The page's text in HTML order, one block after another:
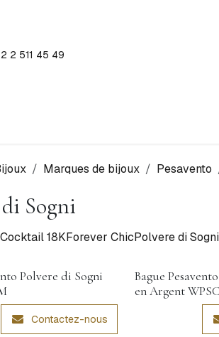
2 511 45 49
Marques de bijoux Pesavento
Sogni
Cocktail 18KForever ChicPolvere di Sogni
Polvere di Sogni
Contactez-nous
Bague
en Argent